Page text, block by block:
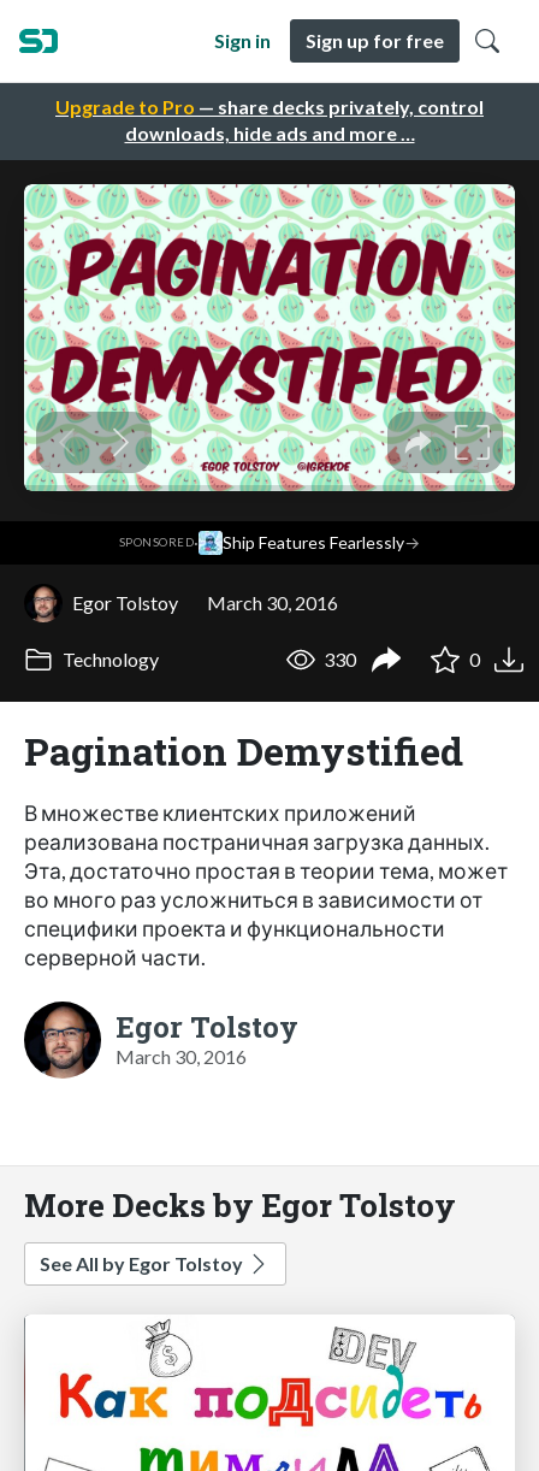
Upgrade to Pro — share decks privately, control
downloads, hide ads and more …
Sign in Sign up for free
SPONSORED· Ship Features Fearlessly→
Egor Tolstoy March 30, 2016
Technology 330 0
Pagination Demystified
В множестве клиентских приложений
реализована постраничная загрузка данных.
Эта, достаточно простая в теории тема, может
во много раз усложниться в зависимости от
специфики проекта и функциональности
серверной части.
Egor Tolstoy
March 30, 2016
More Decks by Egor Tolstoy
See All by Egor Tolstoy